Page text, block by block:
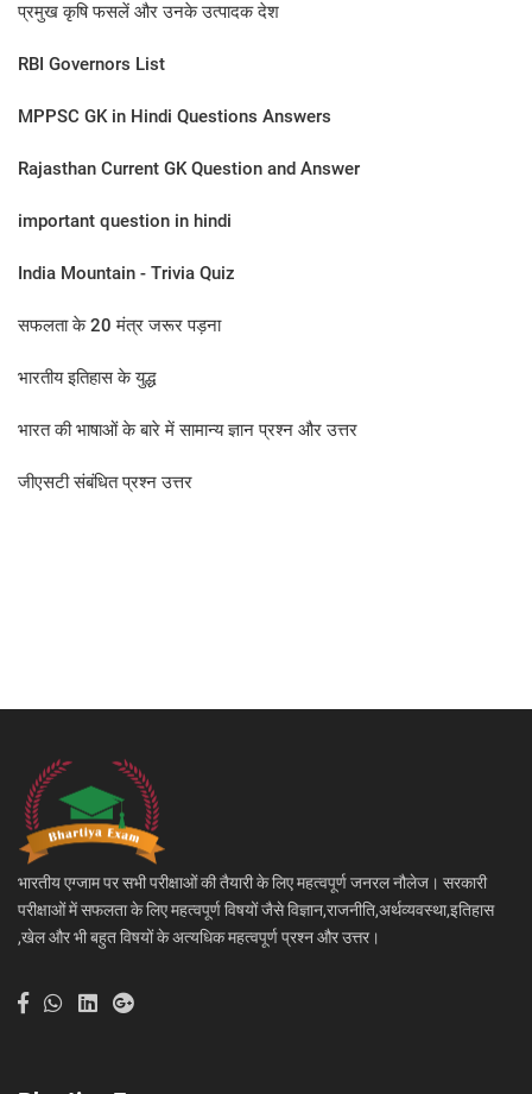
प्रमुख कृषि फसलें और उनके उत्पादक देश
RBI Governors List
MPPSC GK in Hindi Questions Answers
Rajasthan Current GK Question and Answer
important question in hindi
India Mountain - Trivia Quiz
सफलता के 20 मंत्र जरूर पड़ना
भारतीय इतिहास के युद्ध
भारत की भाषाओं के बारे में सामान्य ज्ञान प्रश्न और उत्तर
जीएसटी संबंधित प्रश्न उत्तर
भारतीय एग्जाम पर सभी परीक्षाओं की तैयारी के लिए महत्वपूर्ण जनरल नौलेज। सरकारी
परीक्षाओं में सफलता के लिए महत्वपूर्ण विषयों जैसे विज्ञान,राजनीति,अर्थव्यवस्था,इतिहास
,खेल और भी बहुत विषयों के अत्यधिक महत्वपूर्ण प्रश्न और उत्तर।